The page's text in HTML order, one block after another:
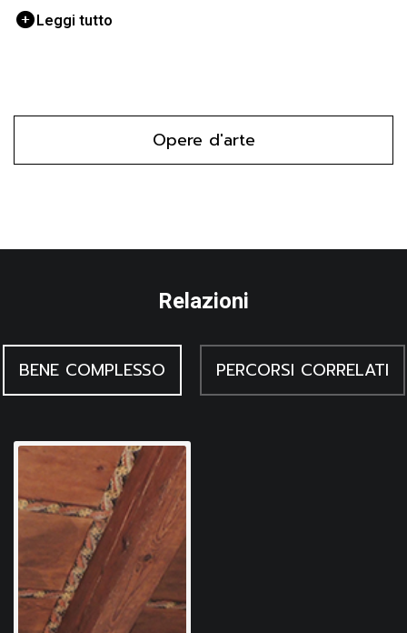
riferimento a una delle fasi di una caccia al cinghiale che ha
uniformemente con un rosso cupo.
Leggi tutto
Opere d'arte
Relazioni
BENE COMPLESSO PERCORSI CORRELATI